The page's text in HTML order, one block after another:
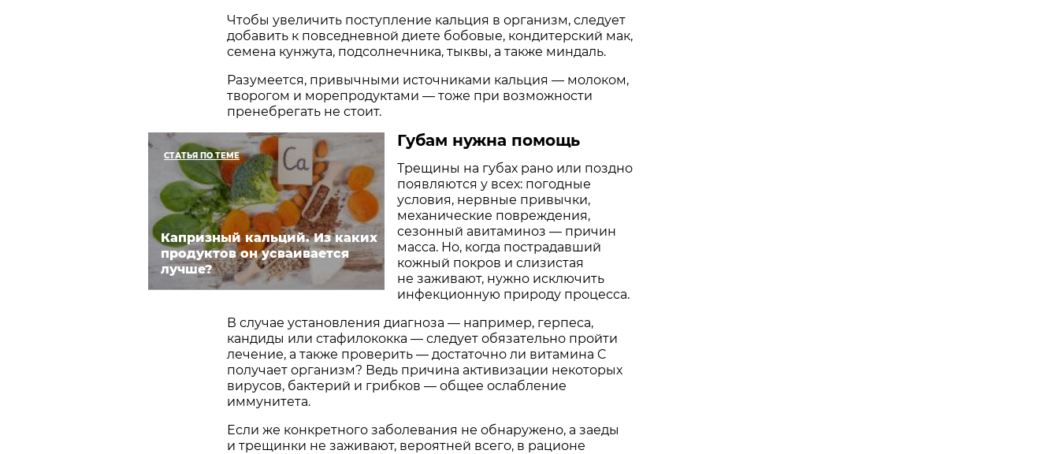
Чтобы увеличить поступление кальция в организм, следует
добавить к повседневной диете бобовые, кондитерский мак,
семена кунжута, подсолнечника, тыквы, а также миндаль.
Разумеется, привычными источниками кальция — молоком,
творогом и морепродуктами — тоже при возможности
пренебрегать не стоит.
СТАТЬЯ ПО ТЕМЕ
Капризный кальций. Из каких
продуктов он усваивается
лучше?
Губам нужна помощь
Трещины на губах рано или поздно
появляются у всех: погодные
условия, нервные привычки,
механические повреждения,
сезонный авитаминоз — причин
масса. Но, когда пострадавший
кожный покров и слизистая
не заживают, нужно исключить
инфекционную природу процесса.
В случае установления диагноза — например, герпеса,
кандиды или стафилококка — следует обязательно пройти
лечение, а также проверить — достаточно ли витамина C
получает организм? Ведь причина активизации некоторых
вирусов, бактерий и грибков — общее ослабление
иммунитета.
Если же конкретного заболевания не обнаружено, а заеды
и трещинки не заживают, вероятней всего, в рационе